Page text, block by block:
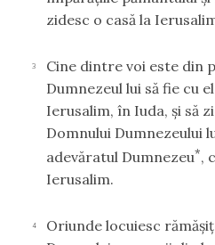
zidesc o casă la
3
Cine dintre voi este din
Dumnezeul lui să fie cu
Ierusalim, în Iuda, şi să
Domnului Dumnezeului
adevăratul Dumnezeu*,
Ierusalim.
4
Oriunde locuiesc